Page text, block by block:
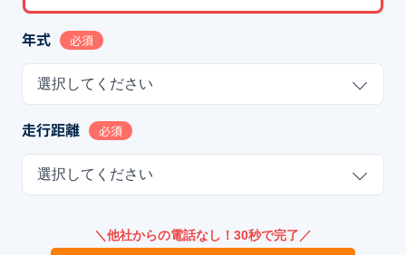
年式 必須
選択してください
走行距離 必須
選択してください
＼他社からの電話なし！30秒で完了／